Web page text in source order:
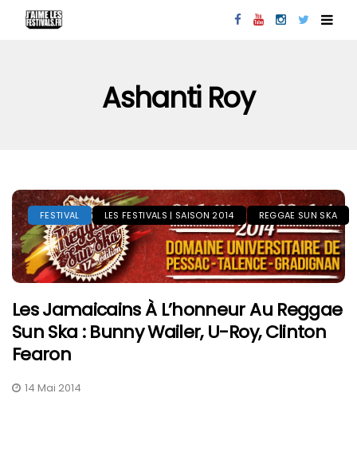
Ashanti Roy
FESTIVAL LES FESTIVALS | SAISON 2014 REGGAE SUN SKA
Les Jamaicains À L’honneur Au Reggae
Sun Ska : Bunny Wailer, U-Roy, Clinton
Fearon
14 Mai 2014